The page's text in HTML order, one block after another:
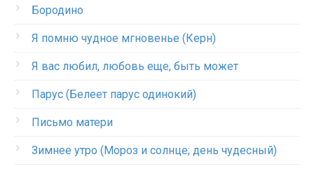
Бородино
Я помню чудное мгновенье (Керн)
Я вас любил, любовь еще, быть может
Парус (Белеет парус одинокий)
Письмо матери
Зимнее утро (Мороз и солнце; день чудесный)